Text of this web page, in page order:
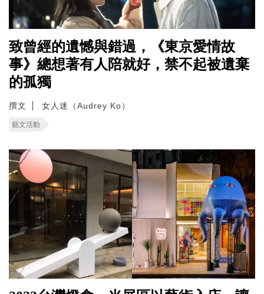
致曾經的遺憾與錯過，《東京愛情故
事》總想著有人陪就好，禁不起被遺棄
的孤獨
撰文 女人迷（Audrey Ko）
藝文活動